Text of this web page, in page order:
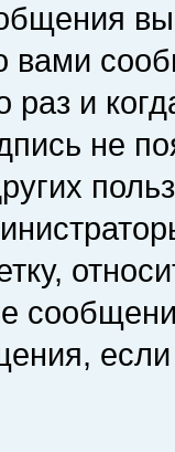
вами
раз и
не